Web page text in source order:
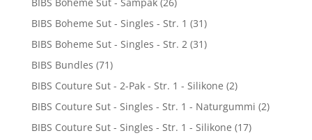
BIBS Boheme Sut - Singles - Str. 1 (31)
BIBS Boheme Sut - Singles - Str. 2 (31)
BIBS Bundles (71)
BIBS Couture Sut - 2-Pak - Str. 1 - Silikone (2)
BIBS Couture Sut - Singles - Str. 1 - Naturgummi (2)
BIBS Couture Sut - Singles - Str. 1 - Silikone (17)